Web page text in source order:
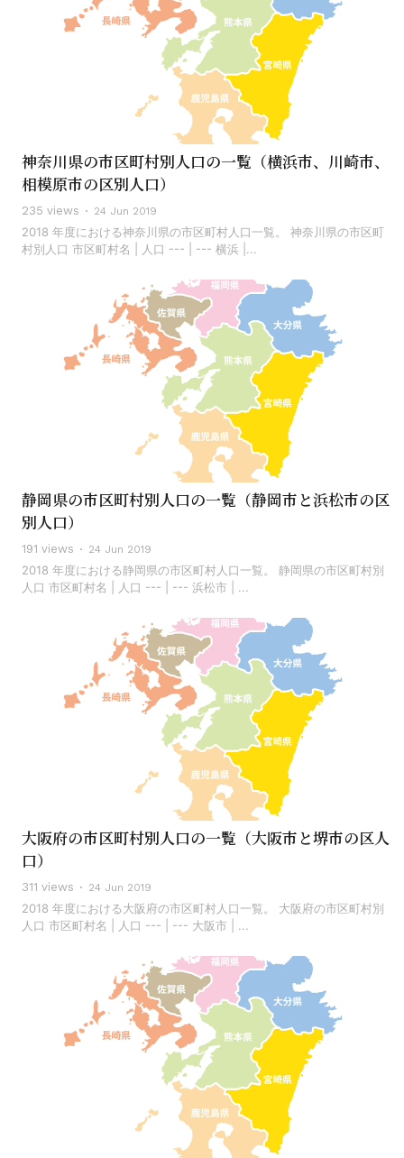
神奈川県の市区町村別人口の一覧（横浜市、川崎市、
相模原市の区別人口）
235 views 24 Jun 2019
2018 年度における神奈川県の市区町村人口一覧。 神奈川県の市区町
村別人口 市区町村名 | 人口 --- | --- 横浜 |...
静岡県の市区町村別人口の一覧（静岡市と浜松市の区
別人口）
191 views 24 Jun 2019
2018 年度における静岡県の市区町村人口一覧。 静岡県の市区町村別
人口 市区町村名 | 人口 --- | --- 浜松市 | ...
大阪府の市区町村別人口の一覧（大阪市と堺市の区人
口）
311 views 24 Jun 2019
2018 年度における大阪府の市区町村人口一覧。 大阪府の市区町村別
人口 市区町村名 | 人口 --- | --- 大阪市 | ...